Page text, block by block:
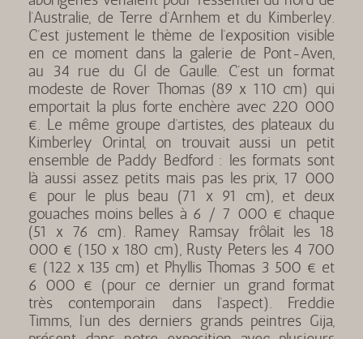
l’Australie, de Terre d’Arnhem et du Kimberley.
C’est justement le thème de l’exposition visible
en ce moment dans la galerie de Pont-Aven,
au 34 rue du Gl de Gaulle. C’est un format
modeste de Rover Thomas (89 x 110 cm) qui
emportait la plus forte enchère avec 220 000
€. Le même groupe d’artistes, des plateaux du
Kimberley Orintal, on trouvait aussi un petit
ensemble de Paddy Bedford : les formats sont
là aussi assez petits mais pas les prix, 17 000
€ pour le plus beau (71 x 91 cm), et deux
gouaches moins belles à 6 / 7 000 € chaque
(51 x 76 cm). Ramey Ramsay frôlait les 18
000 € (150 x 180 cm), Rusty Peters les 4 700
€ (122 x 135 cm) et Phyllis Thomas 3 500 € et
6 000 € (pour ce dernier un grand format
très contemporain dans l’aspect). Freddie
Timms, l’un des derniers grands peintres Gija,